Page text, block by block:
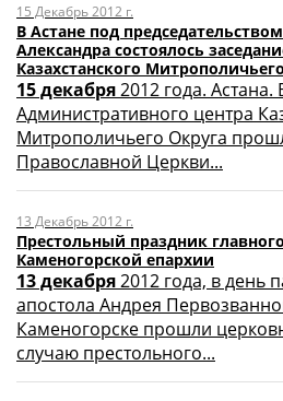
15 Декабрь 2012 г.
В Астане под
Александра состоялось
Казахстанского
15 декабря2012 года. Астана.
Административного центра
Митрополичьего Округа
Православной Церкви...
13 Декабрь 2012 г.
Престольный праздник
Каменогорской епархии
13 декабря2012 года, в день
апостола Андрея
Каменогорске прошли
случаю престольного...